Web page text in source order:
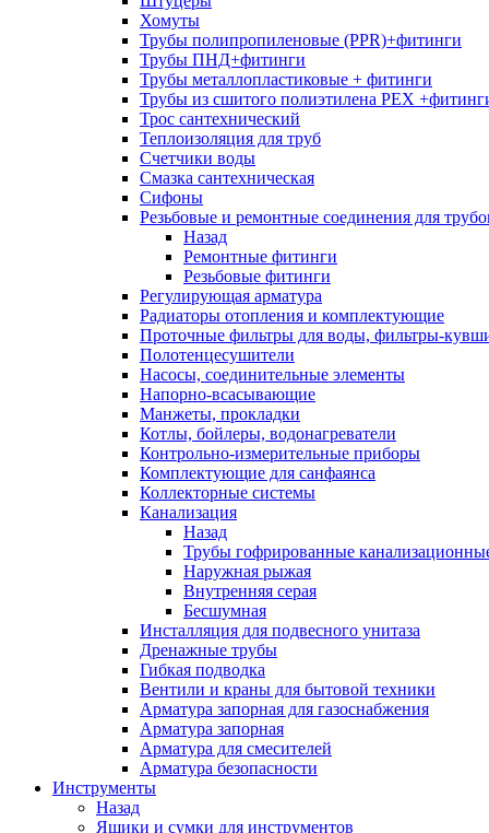
Хомуты
Трубы полипропиленовые (PPR)+фитинги
Трубы ПНД+фитинги
Трубы металлопластиковые + фитинги
Трубы из сшитого полиэтилена PEX
Трос сантехнический
Теплоизоляция для труб
Счетчики воды
Смазка сантехническая
Сифоны
Резьбовые и ремонтные соединения для
Назад
Ремонтные фитинги
Резьбовые фитинги
Регулирующая арматура
Радиаторы отопления и комплектующие
Проточные фильтры для воды, фильтры-
Полотенцесушители
Насосы, соединительные элементы
Напорно-всасывающие
Манжеты, прокладки
Котлы, бойлеры, водонагреватели
Контрольно-измерительные приборы
Комплектующие для санфаянса
Коллекторные системы
Канализация
Назад
Трубы гофрированные
Наружная рыжая
Внутренняя серая
Бесшумная
Инсталляция для подвесного унитаза
Дренажные трубы
Гибкая подводка
Вентили и краны для бытовой техники
Арматура запорная для газоснабжения
Арматура запорная
Арматура для смесителей
Арматура безопасности
Инструменты
Назад
Ящики и сумки для инструментов